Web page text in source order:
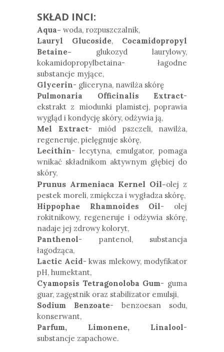
SKŁAD INCI:
Aqua- woda, rozpuszczalnik,
Lauryl Glucoside, Cocamidopropyl
Betaine- glukozyd laurylowy,
kokamidopropylbetaina- łagodne
substancje myjące,
Glycerin- gliceryna, nawilża skórę
Pulmonaria Officinalis Extract-
ekstrakt z miodunki plamistej, poprawia
wygląd i kondycję skóry, odżywia ją,
Mel Extract- miód pszczeli, nawilża,
regeneruje, pielęgnuje skórę,
Lecithin- lecytyna, emulgator, pomaga
wnikać składnikom aktywnym głębiej do
skóry,
Prunus Armeniaca Kernel Oil-olej z
pestek moreli, zmiękcza i wygładza skórę,
Hippophae Rhamnoides Oil- olej
rokitnikowy, regeneruje i odżywia skórę,
nadaje jej zdrowy koloryt,
Panthenol- pantenol, substancja
łagodząca,
Lactic Acid- kwas mlekowy, modyfikator
pH, humektant,
Cyamopsis Tetragonoloba Gum- guma
guar, zagęstnik oraz stabilizator emulsji,
Sodium Benzoate- benzoesan sodu,
konserwant,
Parfum, Limonene, Linalool-
substancje zapachowe.